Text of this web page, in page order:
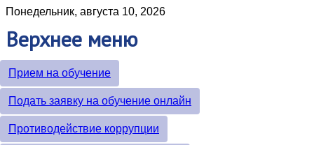
Понедельник, августа 10, 2026
Верхнее меню
Прием на обучение
Подать заявку на обучение онлайн
Противодействие коррупции